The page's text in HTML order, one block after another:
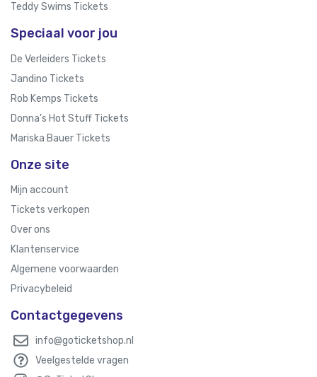
Teddy Swims Tickets
Speciaal voor jou
De Verleiders Tickets
Jandino Tickets
Rob Kemps Tickets
Donna’s Hot Stuff Tickets
Mariska Bauer Tickets
Onze site
Mijn account
Tickets verkopen
Over ons
Klantenservice
Algemene voorwaarden
Privacybeleid
Contactgegevens
info@goticketshop.nl
Veelgestelde vragen